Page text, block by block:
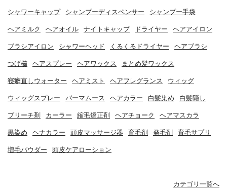
シャワーキャップ シャンプーディスペンサー シャンプー手袋
ヘアミルク ヘアオイル ナイトキャップ ドライヤー ヘアアイロン
ブラシアイロン シャワーヘッド くるくるドライヤー ヘアブラシ
つげ櫛 ヘアスプレー ヘアワックス まとめ髪ワックス
寝癖直しウォーター ヘアミスト ヘアフレグランス ウィッグ
ウィッグスプレー パーマムース ヘアカラー 白髪染め 白髪隠し
ブリーチ剤 カーラー 縮毛矯正剤 ヘアチョーク ヘアマスカラ
黒染め ヘナカラー 頭皮マッサージ器 育毛剤 発毛剤 育毛サプリ
増毛パウダー 頭皮ケアローション
カテゴリ一覧へ